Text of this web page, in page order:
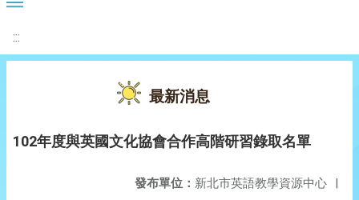
:::
最新消息
102年度與英國文化協會合作高階研習錄取名單
發布單位： 新北市英語教學資源中心 |